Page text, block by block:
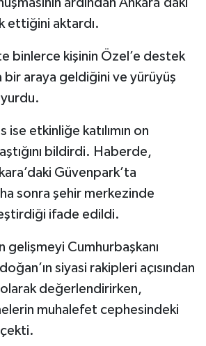
ardından Ankara’daki
ettiğini aktardı.
binlerce kişinin Özel’e destek
bir araya geldiğini ve yürüyüş
etkinliğe katılımın on
bildirdi. Haberde,
Güvenpark’ta
sonra şehir merkezinde
ifade edildi.
gelişmeyi Cumhurbaşkanı
siyasi rakipleri açısından
değerlendirirken,
muhalefet cephesindeki